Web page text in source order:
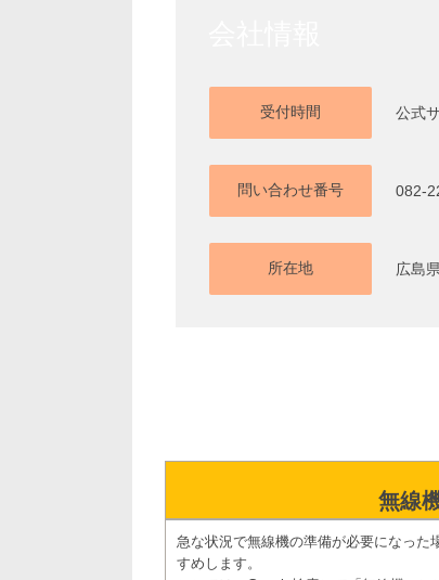
受付時間 公式
問い合わせ番号 082-
所在地 広島
無線
急な状況で無線機の準備が必要になった
すめします。